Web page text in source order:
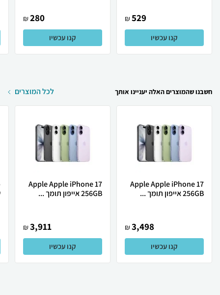
529
₪
קנו עכשיו
280
₪
קנו עכשיו
חשבנו שהמוצרים האלה יעניינו אותך לכל המוצרים
Apple Apple iPhone 17
256GB אייפון תומך ...
3,498
₪
קנו עכשיו
Apple Apple iPhone 17
256GB אייפון תומך ...
3,911
₪
קנו עכשיו